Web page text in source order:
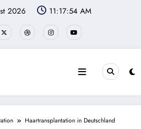
2026 11:17:55 AM
Haartransplantation in Deutschland